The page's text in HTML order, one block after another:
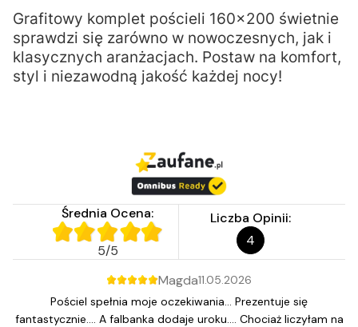
Grafitowy komplet pościeli 160x200 świetnie
sprawdzi się zarówno w nowoczesnych, jak i
klasycznych aranżacjach. Postaw na komfort,
styl i niezawodną jakość każdej nocy!
Średnia Ocena:
5/5
Liczba Opinii:
4
Magda11.05.2026
Pościel spełnia moje oczekiwania... Prezentuje się
fantastycznie.... A falbanka dodaje uroku.... Chociaż liczyłam na